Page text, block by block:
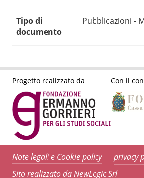
Tipo di
documento
Pubblicazioni -
Progetto realizzato da Con il
Note legali e Cookie policy
privacy
Sito realizzato da NewLogic Srl